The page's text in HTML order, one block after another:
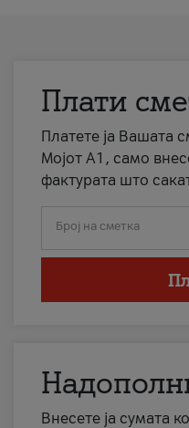
Плати
Платете ја Вашата
Мојот А1, само
фактурата што
Број на сметка
Внесете ја сумата